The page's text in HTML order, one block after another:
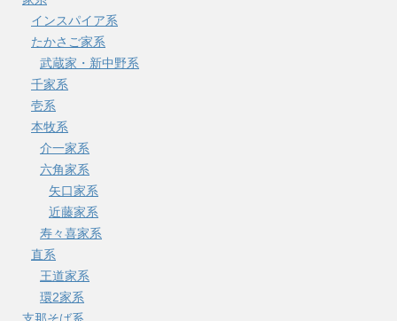
インスパイア系
たかさご家系
武蔵家・新中野系
千家系
壱系
本牧系
介一家系
六角家系
矢口家系
近藤家系
寿々喜家系
直系
王道家系
環2家系